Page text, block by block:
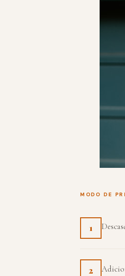
MODO DE
1
2